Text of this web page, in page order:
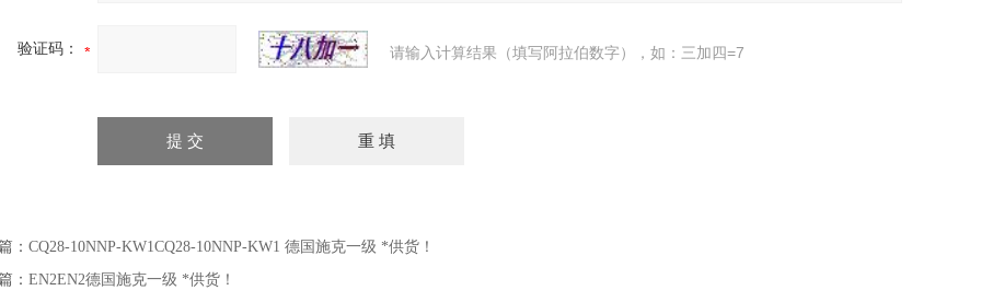
验证码： 请输入计算结果（填写阿拉伯数字），如：三加四=7
： CQ28-10NNP-KW1CQ28-10NNP-KW1 德国施克一级 *供货！
： EN2EN2德国施克一级 *供货！